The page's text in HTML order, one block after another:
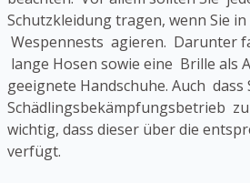
Schutzkleidung tragen, wenn Sie
Wespennests agieren. Darunter
lange Hosen sowie eine Brille als
geeignete Handschuhe. Auch dass
Schädlingsbekämpfungsbetrieb
wichtig, dass dieser über die
verfügt.